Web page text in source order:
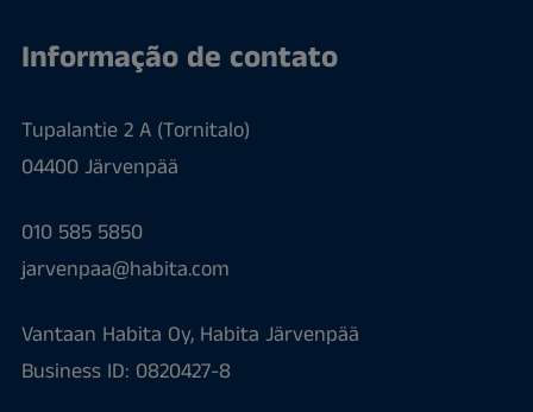
Informação de contato
Tupalantie 2 A (Tornitalo)
04400 Järvenpää
010 585 5850
jarvenpaa@habita.com
Vantaan Habita Oy, Habita Järvenpää
Business ID: 0820427-8